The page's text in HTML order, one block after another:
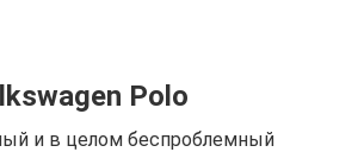
Polo
и в целом беспроблемный